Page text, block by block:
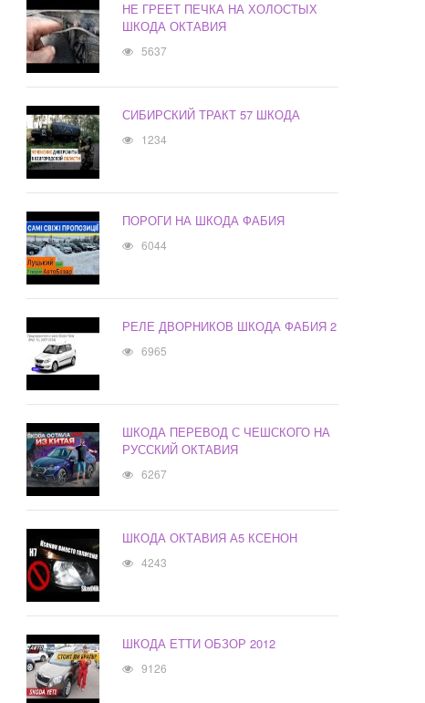
НЕ ГРЕЕТ ПЕЧКА НА ХОЛОСТЫХ
ШКОДА ОКТАВИЯ
5637
СИБИРСКИЙ ТРАКТ 57 ШКОДА
1234
ПОРОГИ НА ШКОДА ФАБИЯ
6044
РЕЛЕ ДВОРНИКОВ ШКОДА ФАБИЯ 2
6965
ШКОДА ПЕРЕВОД С ЧЕШСКОГО НА
РУССКИЙ ОКТАВИЯ
6267
ШКОДА ОКТАВИЯ А5 КСЕНОН
4243
ШКОДА ЕТТИ ОБЗОР 2012
9126